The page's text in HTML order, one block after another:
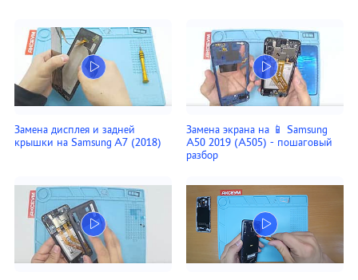
Замена дисплея и задней
крышки на Samsung A7 (2018)
Замена экрана на 📱 Samsung
A50 2019 (A505) - пошаговый
разбор